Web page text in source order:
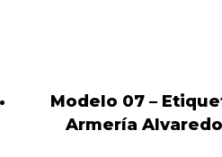
Modelo 07 –
Armería Alvaredo